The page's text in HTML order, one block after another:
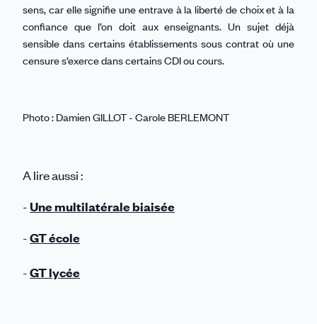
sens, car elle signifie une entrave à la liberté de choix et à la
confiance que l’on doit aux enseignants. Un sujet déjà
sensible dans certains établissements sous contrat où une
censure s’exerce dans certains CDI ou cours.
Photo : Damien GILLOT - Carole BERLEMONT
A lire aussi :
-Une multilatérale biaisée
-GT école
-GT lycée